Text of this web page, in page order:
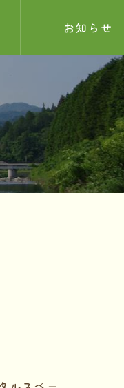
お知らせ
ンプル記事
2025.05.26